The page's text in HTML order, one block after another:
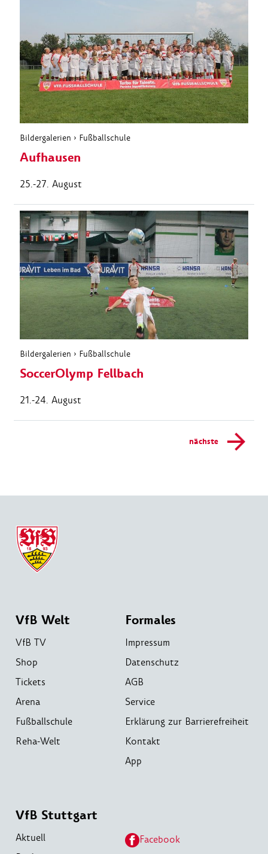
Bildergalerien › Fußballschule
Aufhausen
25.-27. August
Bildergalerien › Fußballschule
SoccerOlymp Fellbach
21.-24. August
nächste
VfB Welt
VfB TV
Shop
Tickets
Arena
Fußballschule
Reha-Welt
Formales
Impressum
Datenschutz
AGB
Service
Erklärung zur Barrierefreiheit
Kontakt
App
VfB Stuttgart
Aktuell
Facebook